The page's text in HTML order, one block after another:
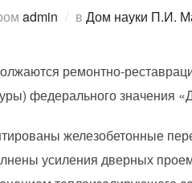
admin в Дом науки П.И.
ремонтно-
федерального значения
железобетонные
усиления дверных